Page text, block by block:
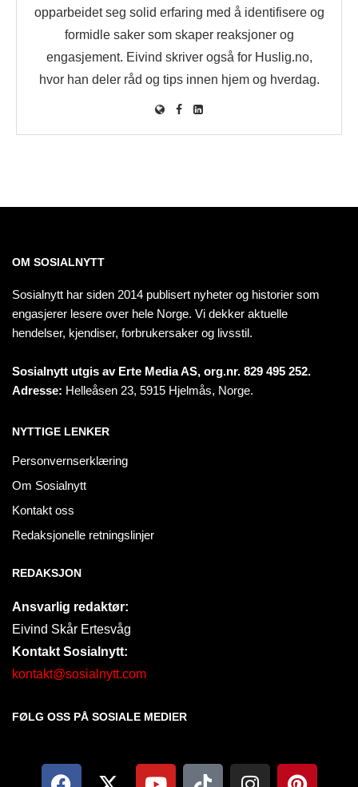
opparbeidet seg solid erfaring med å identifisere og
formidle saker som skaper reaksjoner og
engasjement. Eivind skriver også for Huslig.no,
hvor han deler råd og tips innen hjem og hverdag.
OM SOSIALNYTT
Sosialnytt har siden 2014 publisert nyheter og historier som
engasjerer lesere over hele Norge. Vi dekker aktuelle
hendelser, kjendiser, forbrukersaker og livsstil.
Sosialnytt utgis av Erte Media AS, org.nr. 829 495 252.
Adresse: Helleåsen 23, 5915 Hjelmås, Norge.
NYTTIGE LENKER
Personvernserklæring
Om Sosialnytt
Kontakt oss
Redaksjonelle retningslinjer
REDAKSJON
Ansvarlig redaktør:
Eivind Skår Ertesvåg
Kontakt Sosialnytt:
kontakt@sosialnytt.com
FØLG OSS PÅ SOSIALE MEDIER​